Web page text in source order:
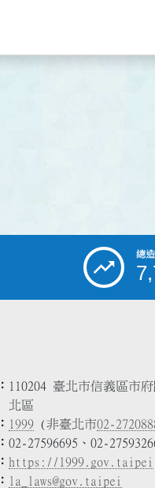
總
110204 臺北市信義區市
北區
1999 (非臺北市02-
02-27596695、02-
https://1999.gov.taipei
la_laws@gov.taipei